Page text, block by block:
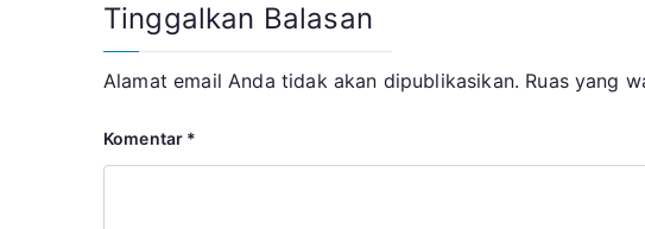
Tinggalkan Balasan
Alamat email Anda tidak akan dipublikasikan. Ruas yang
Komentar *